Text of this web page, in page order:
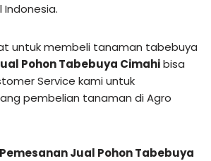
Indonesia.
untuk membeli tanaman tabebuya
Pohon Tabebuya Cimahibisa
Service kami untuk
pembelian tanaman di Agro
Jual Pohon Tabebuya